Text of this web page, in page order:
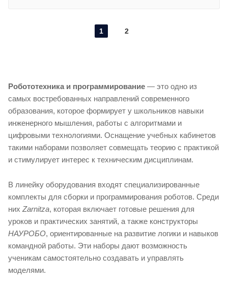
1 2
Робототехника и программирование — это одно из
самых востребованных направлений современного
образования, которое формирует у школьников навыки
инженерного мышления, работы с алгоритмами и
цифровыми технологиями. Оснащение учебных кабинетов
такими наборами позволяет совмещать теорию с практикой
и стимулирует интерес к техническим дисциплинам.
В линейку оборудования входят специализированные
комплекты для сборки и программирования роботов. Среди
них Zarnitza, которая включает готовые решения для
уроков и практических занятий, а также конструкторы
НАУРОБО, ориентированные на развитие логики и навыков
командной работы. Эти наборы дают возможность
ученикам самостоятельно создавать и управлять
моделями.